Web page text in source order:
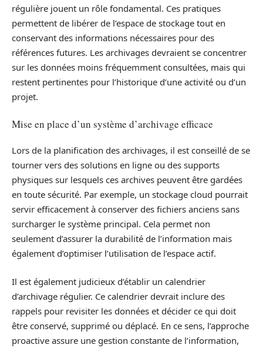
régulière jouent un rôle fondamental. Ces pratiques
permettent de libérer de l’espace de stockage tout en
conservant des informations nécessaires pour des
références futures. Les archivages devraient se concentrer
sur les données moins fréquemment consultées, mais qui
restent pertinentes pour l’historique d’une activité ou d’un
projet.
Mise en place d’un système d’archivage efficace
Lors de la planification des archivages, il est conseillé de se
tourner vers des solutions en ligne ou des supports
physiques sur lesquels ces archives peuvent être gardées
en toute sécurité. Par exemple, un stockage cloud pourrait
servir efficacement à conserver des fichiers anciens sans
surcharger le système principal. Cela permet non
seulement d’assurer la durabilité de l’information mais
également d’optimiser l’utilisation de l’espace actif.
Il est également judicieux d’établir un calendrier
d’archivage régulier. Ce calendrier devrait inclure des
rappels pour revisiter les données et décider ce qui doit
être conservé, supprimé ou déplacé. En ce sens, l’approche
proactive assure une gestion constante de l’information,